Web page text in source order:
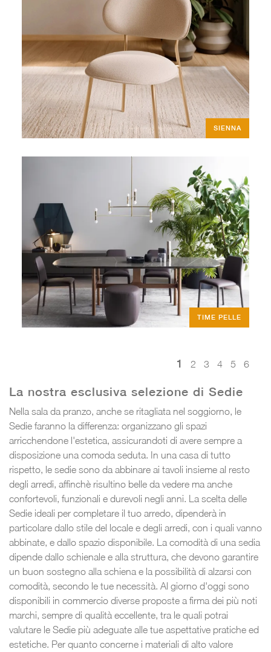
SIENNA
TIME PELLE
1 2 3 4 5 6
La nostra esclusiva selezione di Sedie
Nella sala da pranzo, anche se ritagliata nel soggiorno, le
Sedie faranno la differenza: organizzano gli spazi
arricchendone l'estetica, assicurandoti di avere sempre a
disposizione una comoda seduta. In una casa di tutto
rispetto, le sedie sono da abbinare ai tavoli insieme al resto
degli arredi, affinchè risultino belle da vedere ma anche
confortevoli, funzionali e durevoli negli anni. La scelta delle
Sedie ideali per completare il tuo arredo, dipenderà in
particolare dallo stile del locale e degli arredi, con i quali vanno
abbinate, e dallo spazio disponibile. La comodità di una sedia
dipende dallo schienale e alla struttura, che devono garantire
un buon sostegno alla schiena e la possibilità di alzarsi con
comodità, secondo le tue necessità. Al giorno d'oggi sono
disponibili in commercio diverse proposte a firma dei più noti
marchi, sempre di qualità eccellente, tra le quali potrai
valutare le Sedie più adeguate alle tue aspettative pratiche ed
estetiche. Per quanto concerne i materiali di alto valore